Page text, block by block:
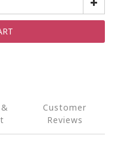
Customer
Reviews